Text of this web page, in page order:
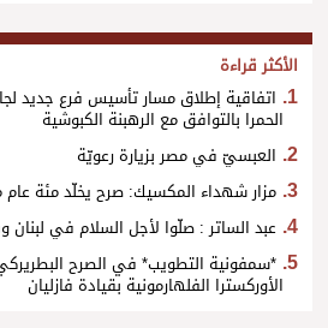
الأكثر قراءة
اتفاقية إطلاق مسار تأسيس فرع جديد
الحمرا بالتوافق مع الرهبنة الكبوشية
العبسيّ في مصر بزيارة رعويّة
مزار شهداء المكسيك: صرح يخلّد مئة عام
عبد الساتر : صلّوا لأجل السلام في
*سمفونية التطويب* في الصرح
الأوركسترا الفلهارمونية بقيادة فازليان